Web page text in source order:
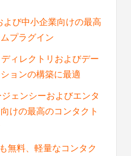
よび中小企業向けの最高
プラグイン
ィレクトリおよびデー
ョンの構築に最適
ェンシーおよびエンタ
けの最高のコンタクト
無料、軽量なコンタク